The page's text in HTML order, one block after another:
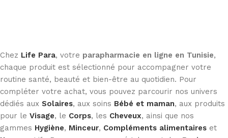
Chez Life Para, votre parapharmacie en ligne en Tunisie,
chaque produit est sélectionné pour accompagner votre
routine santé, beauté et bien-être au quotidien. Pour
compléter votre achat, vous pouvez parcourir nos univers
dédiés aux Solaires, aux soins Bébé et maman, aux produits
pour le Visage, le Corps, les Cheveux, ainsi que nos
gammes Hygiène, Minceur, Compléments alimentaires et